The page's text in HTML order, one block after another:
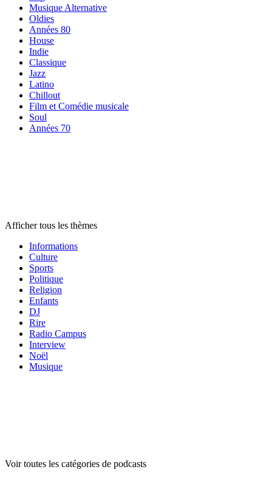
Musique Alternative
Oldies
Années 80
House
Indie
Classique
Jazz
Latino
Chillout
Film et Comédie musicale
Soul
Années 70
Afficher tous les thèmes
Informations
Culture
Sports
Politique
Religion
Enfants
DJ
Rire
Radio Campus
Interview
Noël
Musique
Voir toutes les catégories de podcasts